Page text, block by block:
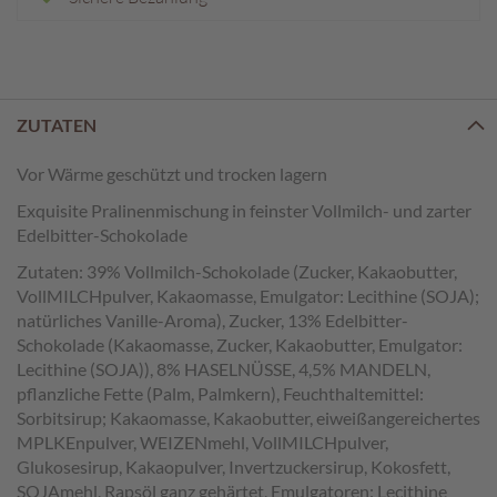
f
l
s
c
h
k
o
l
a
d
e
n
P
r
ZUTATEN
Vor Wärme geschützt und trocken lagern
Exquisite Pralinenmischung in feinster Vollmilch- und zarter
Edelbitter-Schokolade
Zutaten: 39% Vollmilch-Schokolade (Zucker, Kakaobutter,
VollMILCHpulver, Kakaomasse, Emulgator: Lecithine (SOJA);
natürliches Vanille-Aroma), Zucker, 13% Edelbitter-
Schokolade (Kakaomasse, Zucker, Kakaobutter, Emulgator:
Lecithine (SOJA)), 8% HASELNÜSSE, 4,5% MANDELN,
pflanzliche Fette (Palm, Palmkern), Feuchthaltemittel:
Sorbitsirup; Kakaomasse, Kakaobutter, eiweißangereichertes
MPLKEnpulver, WEIZENmehl, VollMILCHpulver,
Glukosesirup, Kakaopulver, Invertzuckersirup, Kokosfett,
SOJAmehl, Rapsöl ganz gehärtet, Emulgatoren: Lecithine